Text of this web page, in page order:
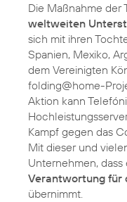
Die Maßnahme der
weltweiten
sich mit ihren
Spanien, Mexiko,
dem Vereinigten
folding@home-
Aktion kann
Kampf gegen das
Mit dieser und
Unternehmen,
Verantwortung für
übernimmt.